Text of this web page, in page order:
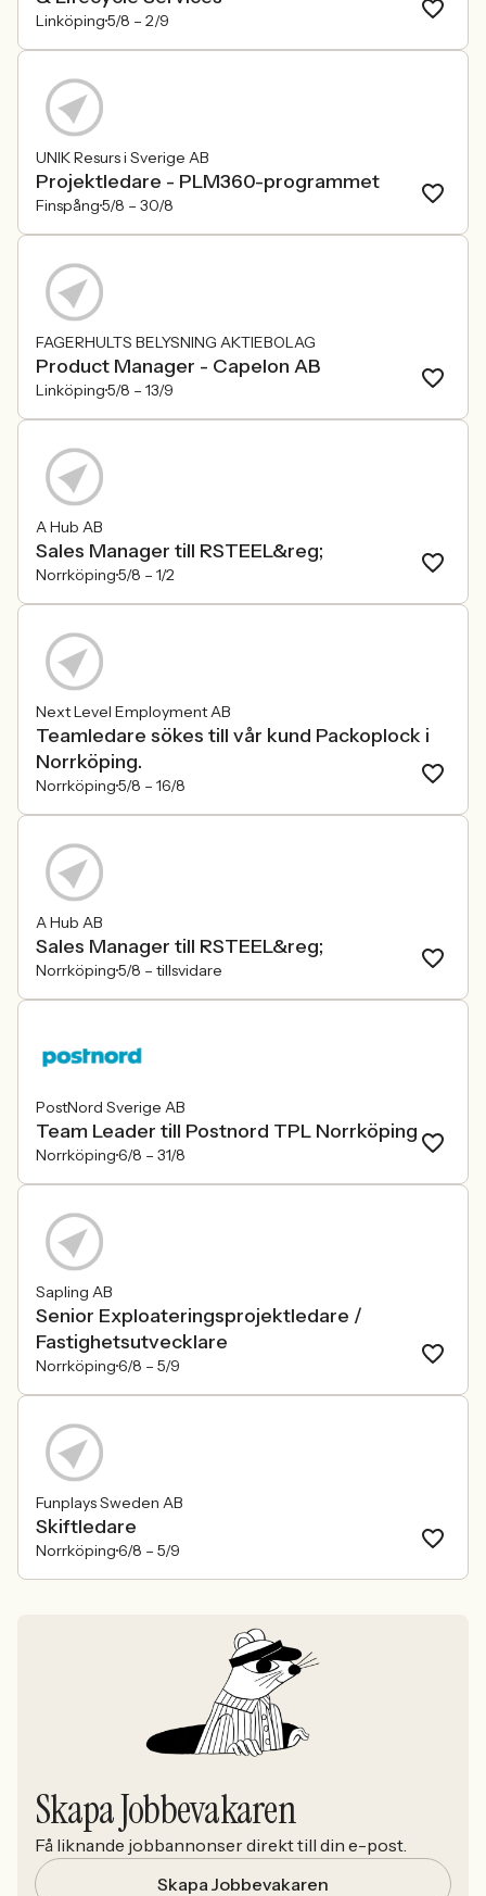
Linköping5/8 – 2/9
UNIK Resurs i Sverige AB
Projektledare - PLM360-programmet
Finspång5/8 – 30/8
FAGERHULTS BELYSNING AKTIEBOLAG
Product Manager - Capelon AB
Linköping5/8 – 13/9
A Hub AB
Sales Manager till RSTEEL&reg;
Norrköping5/8 – 1/2
Next Level Employment AB
Teamledare sökes till vår kund Packoplock i
Norrköping.
Norrköping5/8 – 16/8
A Hub AB
Sales Manager till RSTEEL&reg;
Norrköping5/8 – tillsvidare
PostNord Sverige AB
Team Leader till Postnord TPL Norrköping
Norrköping6/8 – 31/8
Sapling AB
Senior Exploateringsprojektledare /
Fastighetsutvecklare
Norrköping6/8 – 5/9
Funplays Sweden AB
Skiftledare
Norrköping6/8 – 5/9
Skapa Jobbevakaren
Få liknande jobbannonser direkt till din e-post.
Skapa Jobbevakaren